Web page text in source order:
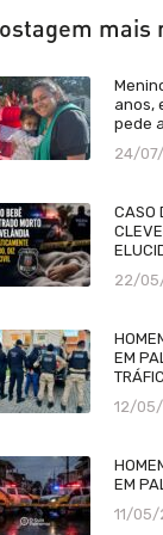
mais
anos,
pede
24/
CASO
22/
EM
12/
EM
11/